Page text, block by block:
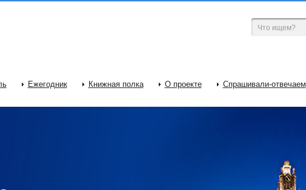
Ежегодник Книжная полка О проекте Спрашивали-отвечаем